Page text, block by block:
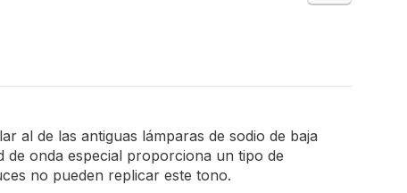
al de las antiguas lámparas de sodio de baja
onda especial proporciona un tipo de
no pueden replicar este tono.